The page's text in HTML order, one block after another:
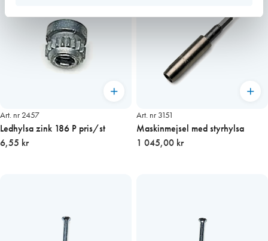
Art. nr 2457
Ledhylsa zink 186 P pris/st
6,55 kr
Art. nr 3151
Maskinmejsel med styrhylsa
1 045,00 kr